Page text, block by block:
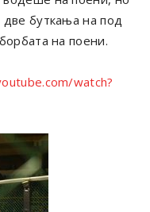
буткања на под
на поени.
watch?